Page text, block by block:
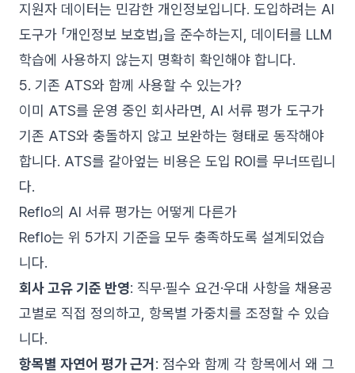
지원자 데이터는 민감한 개인정보입니다. 도입하려는 AI
도구가 「개인정보 보호법」을 준수하는지, 데이터를 LLM
학습에 사용하지 않는지 명확히 확인해야 합니다.
5. 기존 ATS와 함께 사용할 수 있는가?
이미 ATS를 운영 중인 회사라면, AI 서류 평가 도구가
기존 ATS와 충돌하지 않고 보완하는 형태로 동작해야
합니다. ATS를 갈아엎는 비용은 도입 ROI를 무너뜨립니
다.
Reflo의 AI 서류 평가는 어떻게 다른가
Reflo는 위 5가지 기준을 모두 충족하도록 설계되었습
니다.
회사 고유 기준 반영: 직무·필수 요건·우대 사항을 채용공
고별로 직접 정의하고, 항목별 가중치를 조정할 수 있습
니다.
항목별 자연어 평가 근거 : 점수와 함께 각 항목에서 왜 그